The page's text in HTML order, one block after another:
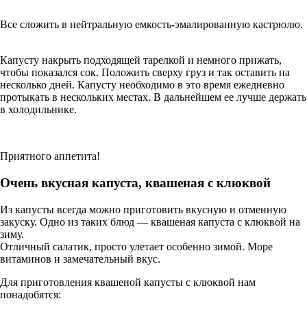
Все сложить в нейтральную емкость-эмалированную кастрюлю.
Капусту накрыть подходящей тарелкой и немного прижать,
чтобы показался сок. Положить сверху груз и так оставить на
несколько дней. Капусту необходимо в это время ежедневно
протыкать в нескольких местах. В дальнейшем ее лучше держать
в холодильнике.
Приятного аппетита!
Очень вкусная капуста, квашеная с клюквой
Из капусты всегда можно приготовить вкусную и отменную
закуску. Одно из таких блюд — квашеная капуста с клюквой на
зиму.
Отличный салатик, просто улетает особенно зимой. Море
витаминов и замечательный вкус.
Для приготовления квашеной капусты с клюквой нам
понадобятся: